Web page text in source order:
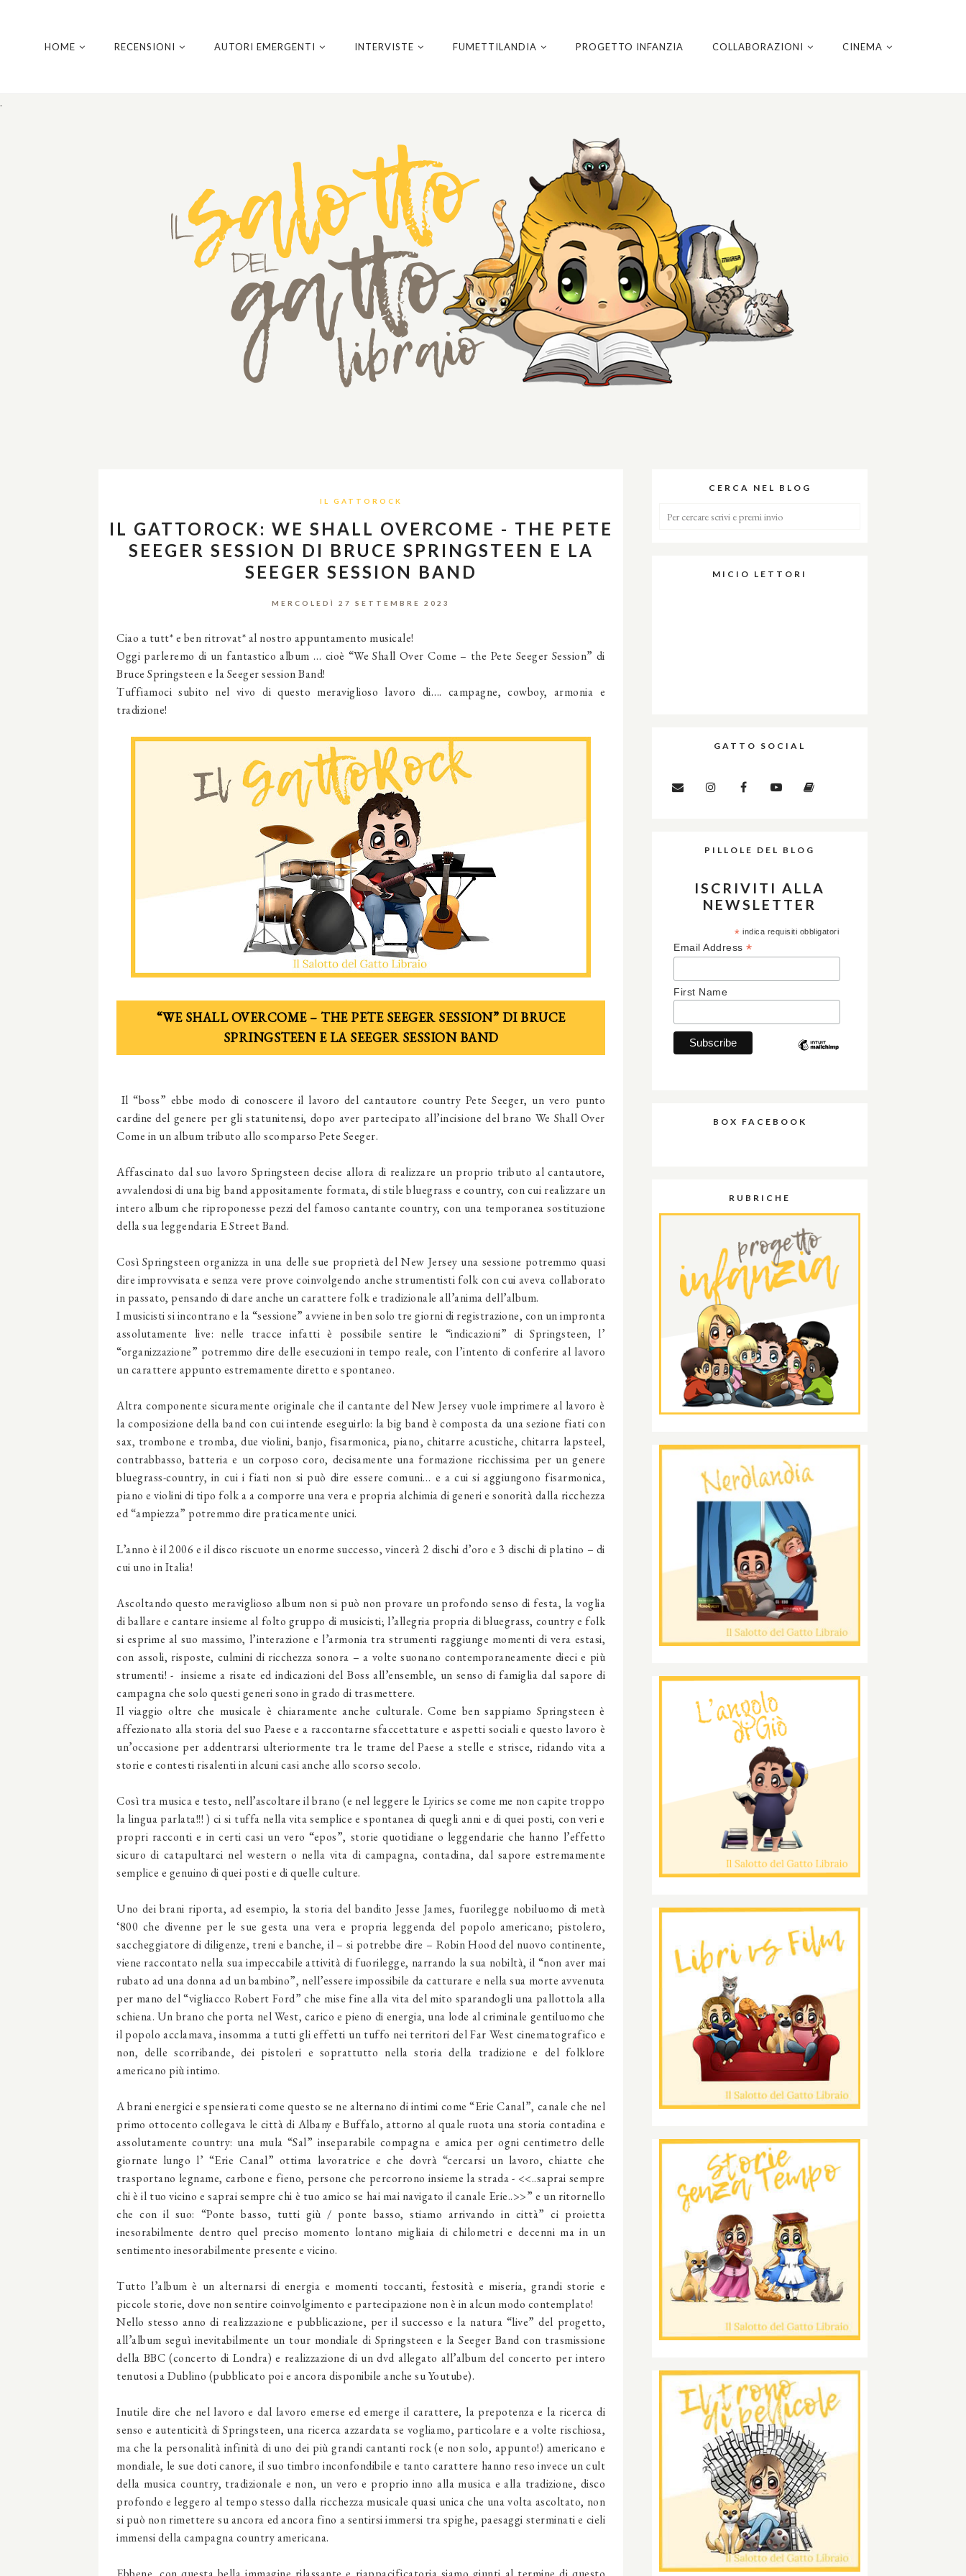
.
HOME RECENSIONI AUTORI EMERGENTI INTERVISTE FUMETTILANDIA PROGETTO INFANZIA COLLABORAZIONI CINEMA
IL GATTOROCK
IL GATTOROCK: WE SHALL OVERCOME - THE PETE
SEEGER SESSION DI BRUCE SPRINGSTEEN E LA
SEEGER SESSION BAND
MERCOLEDÌ 27 SETTEMBRE 2023
Ciao a tutt* e ben ritrovat* al nostro appuntamento musicale!
Oggi parleremo di un fantastico album … cioè “We Shall Over Come – the Pete Seeger Session” di
Bruce Springsteen e la Seeger session Band!
Tuffiamoci subito nel vivo di questo meraviglioso lavoro di…. campagne, cowboy, armonia e
tradizione!
“WE SHALL OVERCOME – THE PETE SEEGER SESSION” DI BRUCE
SPRINGSTEEN E LA SEEGER SESSION BAND
Il “boss” ebbe modo di conoscere il lavoro del cantautore country Pete Seeger, un vero punto
cardine del genere per gli statunitensi, dopo aver partecipato all’incisione del brano We Shall Over
Come in un album tributo allo scomparso Pete Seeger.
Affascinato dal suo lavoro Springsteen decise allora di realizzare un proprio tributo al cantautore,
avvalendosi di una big band appositamente formata, di stile bluegrass e country, con cui realizzare un
intero album che riproponesse pezzi del famoso cantante country, con una temporanea sostituzione
della sua leggendaria E Street Band.
Così Springsteen organizza in una delle sue proprietà del New Jersey una sessione potremmo quasi
dire improvvisata e senza vere prove coinvolgendo anche strumentisti folk con cui aveva collaborato
in passato, pensando di dare anche un carattere folk e tradizionale all’anima dell’album.
I musicisti si incontrano e la “sessione” avviene in ben solo tre giorni di registrazione, con un impronta
assolutamente live: nelle tracce infatti è possibile sentire le “indicazioni” di Springsteen, l’
“organizzazione” potremmo dire delle esecuzioni in tempo reale, con l’intento di conferire al lavoro
un carattere appunto estremamente diretto e spontaneo.
Altra componente sicuramente originale che il cantante del New Jersey vuole imprimere al lavoro è
la composizione della band con cui intende eseguirlo: la big band è composta da una sezione fiati con
sax, trombone e tromba, due violini, banjo, fisarmonica, piano, chitarre acustiche, chitarra lapsteel,
contrabbasso, batteria e un corposo coro, decisamente una formazione ricchissima per un genere
bluegrass-country, in cui i fiati non si può dire essere comuni… e a cui si aggiungono fisarmonica,
piano e violini di tipo folk a a comporre una vera e propria alchimia di generi e sonorità dalla ricchezza
ed “ampiezza” potremmo dire praticamente unici.
L’anno è il 2006 e il disco riscuote un enorme successo, vincerà 2 dischi d’oro e 3 dischi di platino – di
cui uno in Italia!
Ascoltando questo meraviglioso album non si può non provare un profondo senso di festa, la voglia
di ballare e cantare insieme al folto gruppo di musicisti; l’allegria propria di bluegrass, country e folk
si esprime al suo massimo, l’interazione e l’armonia tra strumenti raggiunge momenti di vera estasi,
con assoli, risposte, culmini di ricchezza sonora – a volte suonano contemporaneamente dieci e più
strumenti! - insieme a risate ed indicazioni del Boss all’ensemble, un senso di famiglia dal sapore di
campagna che solo questi generi sono in grado di trasmettere.
Il viaggio oltre che musicale è chiaramente anche culturale. Come ben sappiamo Springsteen è
affezionato alla storia del suo Paese e a raccontarne sfaccettature e aspetti sociali e questo lavoro è
un’occasione per addentrarsi ulteriormente tra le trame del Paese a stelle e strisce, ridando vita a
storie e contesti risalenti in alcuni casi anche allo scorso secolo.
Così tra musica e testo, nell’ascoltare il brano (e nel leggere le Lyirics se come me non capite troppo
la lingua parlata!!! ) ci si tuffa nella vita semplice e spontanea di quegli anni e di quei posti, con veri e
propri racconti e in certi casi un vero “epos”, storie quotidiane o leggendarie che hanno l’effetto
sicuro di catapultarci nel western o nella vita di campagna, contadina, dal sapore estremamente
semplice e genuino di quei posti e di quelle culture.
Uno dei brani riporta, ad esempio, la storia del bandito Jesse James, fuorilegge nobiluomo di metà
‘800 che divenne per le sue gesta una vera e propria leggenda del popolo americano; pistolero,
saccheggiatore di diligenze, treni e banche, il – si potrebbe dire – Robin Hood del nuovo continente,
viene raccontato nella sua impeccabile attività di fuorilegge, narrando la sua nobiltà, il “non aver mai
rubato ad una donna ad un bambino”, nell’essere impossibile da catturare e nella sua morte avvenuta
per mano del “vigliacco Robert Ford” che mise fine alla vita del mito sparandogli una pallottola alla
schiena. Un brano che porta nel West, carico e pieno di energia, una lode al criminale gentiluomo che
il popolo acclamava, insomma a tutti gli effetti un tuffo nei territori del Far West cinematografico e
non, delle scorribande, dei pistoleri e soprattutto nella storia della tradizione e del folklore
americano più intimo.
A brani energici e spensierati come questo se ne alternano di intimi come “Erie Canal”, canale che nel
primo ottocento collegava le città di Albany e Buffalo, attorno al quale ruota una storia contadina e
assolutamente country: una mula “Sal” inseparabile compagna e amica per ogni centimetro delle
giornate lungo l’ “Erie Canal” ottima lavoratrice e che dovrà “cercarsi un lavoro, chiatte che
trasportano legname, carbone e fieno, persone che percorrono insieme la strada - <<..saprai sempre
chi è il tuo vicino e saprai sempre chi è tuo amico se hai mai navigato il canale Erie..>>” e un ritornello
che con il suo: “Ponte basso, tutti giù / ponte basso, stiamo arrivando in città” ci proietta
inesorabilmente dentro quel preciso momento lontano migliaia di chilometri e decenni ma in un
sentimento inesorabilmente presente e vicino.
Tutto l’album è un alternarsi di energia e momenti toccanti, festosità e miseria, grandi storie e
piccole storie, dove non sentire coinvolgimento e partecipazione non è in alcun modo contemplato!
Nello stesso anno di realizzazione e pubblicazione, per il successo e la natura “live” del progetto,
all’album seguì inevitabilmente un tour mondiale di Springsteen e la Seeger Band con trasmissione
della BBC (concerto di Londra) e realizzazione di un dvd allegato all’album del concerto per intero
tenutosi a Dublino (pubblicato poi e ancora disponibile anche su Youtube).
Inutile dire che nel lavoro e dal lavoro emerse ed emerge il carattere, la prepotenza e la ricerca di
senso e autenticità di Springsteen, una ricerca azzardata se vogliamo, particolare e a volte rischiosa,
ma che la personalità infinità di uno dei più grandi cantanti rock (e non solo, appunto!) americano e
mondiale, le sue doti canore, il suo timbro inconfondibile e tanto carattere hanno reso invece un cult
della musica country, tradizionale e non, un vero e proprio inno alla musica e alla tradizione, disco
profondo e leggero al tempo stesso dalla ricchezza musicale quasi unica che una volta ascoltato, non
si può non rimettere su ancora ed ancora fino a sentirsi immersi tra spighe, paesaggi sterminati e cieli
immensi della campagna country americana.
CERCA NEL BLOG
MICIO LETTORI
GATTO SOCIAL
PILLOLE DEL BLOG
ISCRIVITI ALLA
NEWSLETTER
* indica requisiti obbligatori
Email Address *
First Name
BOX FACEBOOK
RUBRICHE